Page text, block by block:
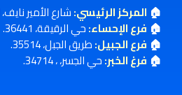
🏠 المركز الرئيسي:شارع الأمير نايف،
🏠 فرع الإحساء:حي الرقيقة، 36441.
🏠 فرع الجبيل:طريق الجبل، 35514.
🏠 فرغ الخبر:حي الجسر، ، 34714.